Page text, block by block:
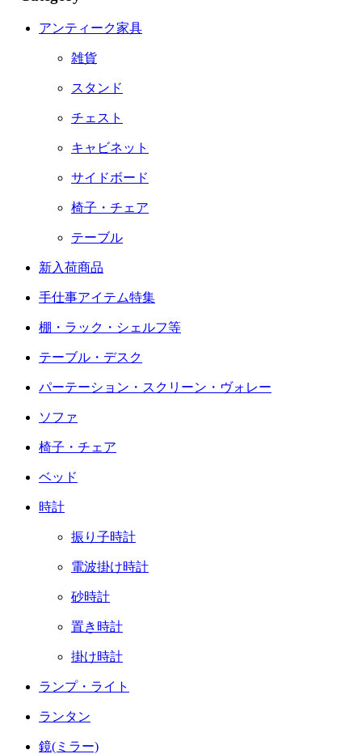
アンティーク家具
雑貨
スタンド
チェスト
キャビネット
サイドボード
椅子・チェア
テーブル
新入荷商品
手仕事アイテム特集
棚・ラック・シェルフ等
テーブル・デスク
パーテーション・スクリーン・ヴォレー
ソファ
椅子・チェア
ベッド
時計
振り子時計
電波掛け時計
砂時計
置き時計
掛け時計
ランプ・ライト
ランタン
鏡(ミラー)